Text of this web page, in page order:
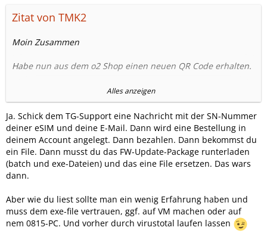
Zitat von TMK2
Moin Zusammen
Habe nun aus dem o2 Shop einen neuen QR Code erhalten.
Allerdings wenn ich ihn auf meinem S20Ultra mit der
EasyEUICC App bekomme ich beim ersten Punkt schon eine
Fehlermeldung.
Bei meinem S9+ bekomme ich ebenfalls dieselbe
Fehlermeldung
Kann jemand helfen? Hätte auch den USB Reader von
eskt.me falls der helfen könnte
Alles anzeigen
Ja. Schick dem TG-Support eine Nachricht mit der SN-Nummer
deiner eSIM und deine E-Mail. Dann wird eine Bestellung in
deinem Account angelegt. Dann bezahlen. Dann bekommst du
ein File. Dann musst du das FW-Update-Package runterladen
(batch und exe-Dateien) und das eine File ersetzen. Das wars
dann.
Aber wie du liest sollte man ein wenig Erfahrung haben und
muss dem exe-file vertrauen, ggf. auf VM machen oder auf
nem 0815-PC. Und vorher durch virustotal laufen lassen